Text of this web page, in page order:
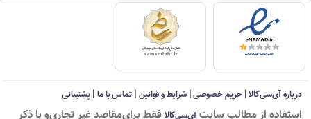
درباره آی‌سی‌کالا|حریم خصوصی|شرایط و قوانین | تماس با ما| پشتیبانی
استفاده از مطالب سايت آی‌سی‌کالا فقط برای‌مقاصد غیر تجاری‌و با ذکر